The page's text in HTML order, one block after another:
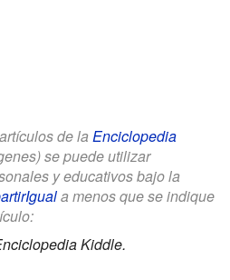
de la Enciclopedia
se puede utilizar
y educativos bajo la
a menos que se indique
Kiddle.